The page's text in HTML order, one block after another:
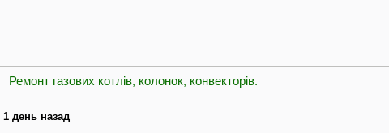
Ремонт газових котлів, колонок, конвекторів.
1 день назад